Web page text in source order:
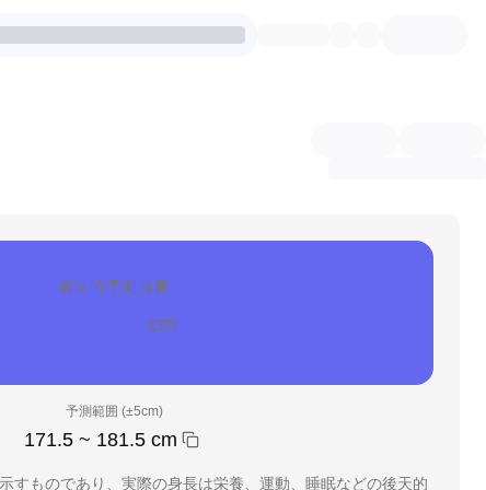
遺伝的予測身長
cm
予測範囲 (±5cm)
171.5 ~ 181.5 cm
すものであり、実際の身長は栄養、運動、睡眠などの後天的